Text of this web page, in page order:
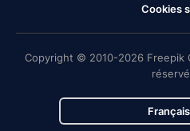
Cookies
Copyright © 2010-2026 Freepik
Français